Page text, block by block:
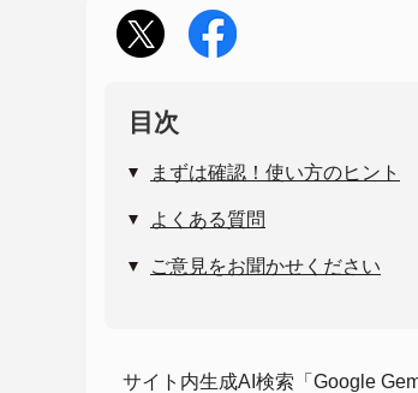
目次
まずは確認！使い方のヒント
よくある質問
ご意見をお聞かせください
サイト内生成AI検索「Google